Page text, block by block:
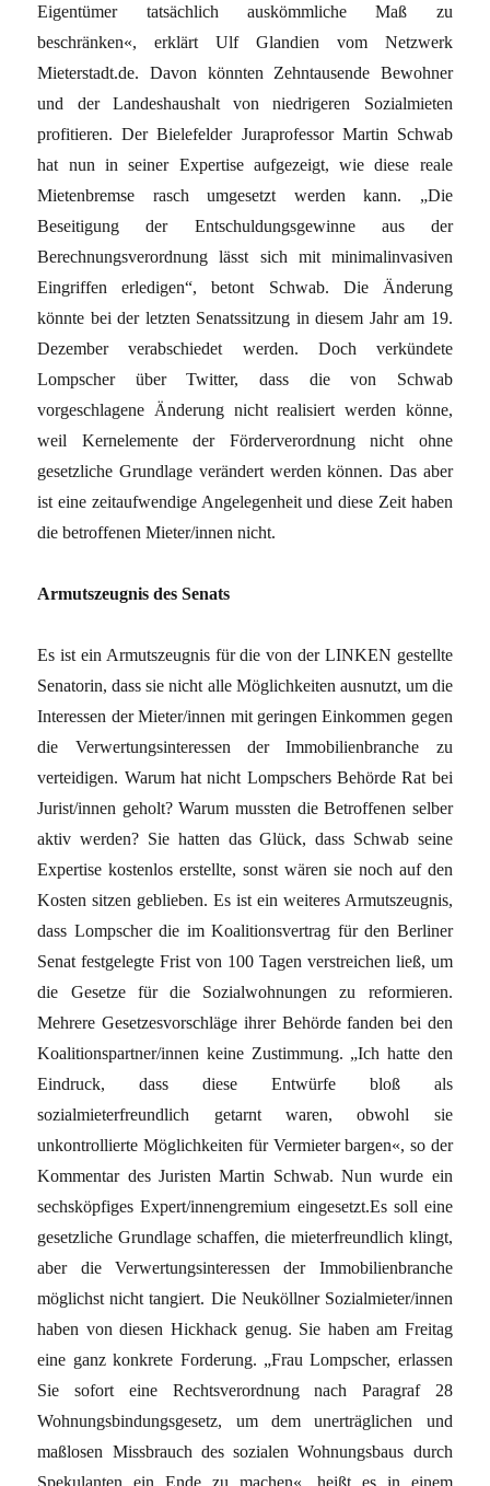
Eigentümer tatsächlich auskömmliche Maß zu
beschränken«, erklärt Ulf Glandien vom Netzwerk
Mieterstadt.de. Davon könnten Zehntausende Bewohner
und der Landeshaushalt von niedrigeren Sozialmieten
profitieren. Der Bielefelder Juraprofessor Martin Schwab
hat nun in seiner Expertise aufgezeigt, wie diese reale
Mietenbremse rasch umgesetzt werden kann. „Die
Beseitigung der Entschuldungsgewinne aus der
Berechnungsverordnung lässt sich mit minimalinvasiven
Eingriffen erledigen“, betont Schwab. Die Änderung
könnte bei der letzten Senatssitzung in diesem Jahr am 19.
Dezember verabschiedet werden. Doch verkündete
Lompscher über Twitter, dass die von Schwab
vorgeschlagene Änderung nicht realisiert werden könne,
weil Kernelemente der Förderverordnung nicht ohne
gesetzliche Grundlage verändert werden können. Das aber
ist eine zeitaufwendige Angelegenheit und diese Zeit haben
die betroffenen Mieter/innen nicht.
Armutszeugnis des Senats
Es ist ein Armutszeugnis für die von der LINKEN gestellte
Senatorin, dass sie nicht alle Möglichkeiten ausnutzt, um die
Interessen der Mieter/innen mit geringen Einkommen gegen
die Verwertungsinteressen der Immobilienbranche zu
verteidigen. Warum hat nicht Lompschers Behörde Rat bei
Jurist/innen geholt? Warum mussten die Betroffenen selber
aktiv werden? Sie hatten das Glück, dass Schwab seine
Expertise kostenlos erstellte, sonst wären sie noch auf den
Kosten sitzen geblieben. Es ist ein weiteres Armutszeugnis,
dass Lompscher die im Koalitionsvertrag für den Berliner
Senat festgelegte Frist von 100 Tagen verstreichen ließ, um
die Gesetze für die Sozialwohnungen zu reformieren.
Mehrere Gesetzesvorschläge ihrer Behörde fanden bei den
Koalitionspartner/innen keine Zustimmung. „Ich hatte den
Eindruck, dass diese Entwürfe bloß als
sozialmieterfreundlich getarnt waren, obwohl sie
unkontrollierte Möglichkeiten für Vermieter bargen«, so der
Kommentar des Juristen Martin Schwab. Nun wurde ein
sechsköpfiges Expert/innengremium eingesetzt.Es soll eine
gesetzliche Grundlage schaffen, die mieterfreundlich klingt,
aber die Verwertungsinteressen der Immobilienbranche
möglichst nicht tangiert. Die Neuköllner Sozialmieter/innen
haben von diesen Hickhack genug. Sie haben am Freitag
eine ganz konkrete Forderung. „Frau Lompscher, erlassen
Sie sofort eine Rechtsverordnung nach Paragraf 28
Wohnungsbindungsgesetz, um dem unerträglichen und
maßlosen Missbrauch des sozialen Wohnungsbaus durch
Spekulanten ein Ende zu machen«, heißt es in einem